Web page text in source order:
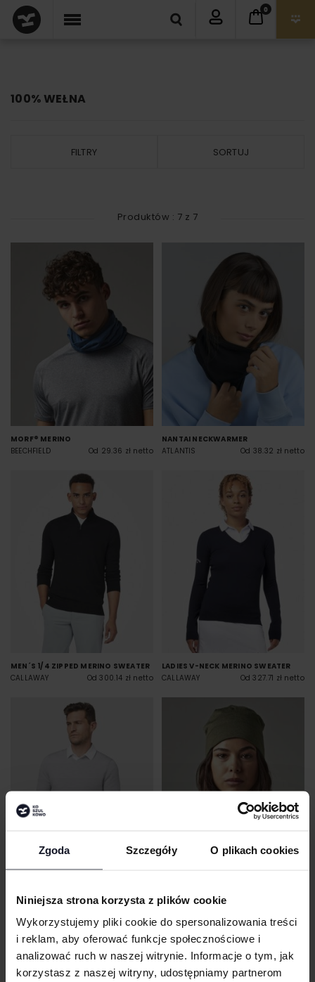
Zgoda Szczegóły O plikach cookies
Niniejsza strona korzysta z plików cookie
Wykorzystujemy pliki cookie do spersonalizowania treści
i reklam, aby oferować funkcje społecznościowe i
analizować ruch w naszej witrynie. Informacje o tym, jak
korzystasz z naszej witryny, udostępniamy partnerom
0
100% WEŁNA
FILTRY SORTUJ
Produktów : 7 z 7
MORF® MERINO
BEECHFIELD
Od 29.36 zł netto
NANTAI NECKWARMER
ATLANTIS
Od 38.32 zł netto
MEN´S 1/4 ZIPPED MERINO SWEATER
CALLAWAY
Od 300.14 zł netto
LADIES V-NECK MERINO SWEATER
CALLAWAY
Od 327.71 zł netto
MEN´S V-NECK MERINO SWEATER
CALLAWAY
Od 327.71 zł netto
MERINO BEANIE
BEECHFIELD